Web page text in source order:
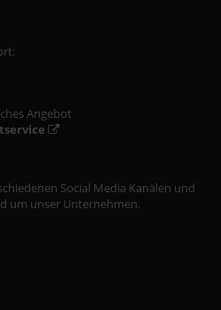
Angebot
Social Media Kanälen und
um unser Unternehmen.